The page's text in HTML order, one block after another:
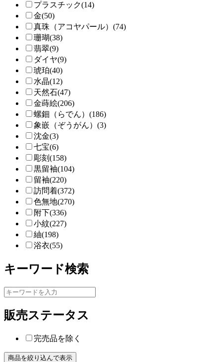
プラスチック(14)
金(50)
真珠（アコヤパール）(74)
珊瑚(38)
翡翠(9)
ダイヤ(9)
琥珀(40)
水晶(12)
天然石(47)
金蒔絵(206)
螺鈿（らでん）(186)
象嵌（ぞうがん）(3)
沈金(3)
七宝(6)
彫刻(158)
黒留袖(104)
留袖(220)
訪問着(372)
色無地(270)
附下(336)
小紋(227)
紬(198)
浴衣(55)
キーワード検索
販売ステータス
完売品を除く